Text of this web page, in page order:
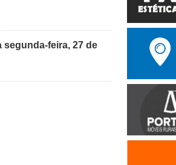
feira, 27 de